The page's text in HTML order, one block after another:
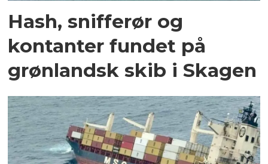
Hash, snifferør og
kontanter fundet på
grønlandsk skib i Skagen